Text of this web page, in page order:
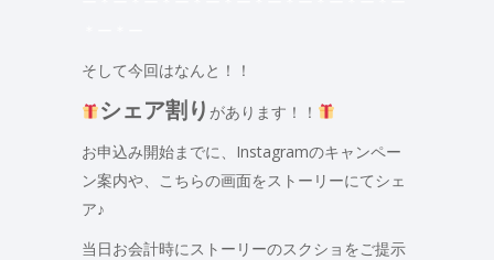
そして今回はなんと！！
シェア割り があります！！
お申込み開始までに、Instagramのキャンペー
ン案内や、こちらの画面をストーリーにてシェ
ア♪
当日お会計時にストーリーのスクショをご提示